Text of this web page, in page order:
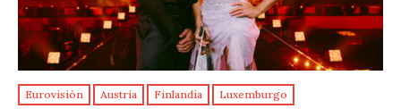
Eurovisión Austria Finlandia Luxemburgo